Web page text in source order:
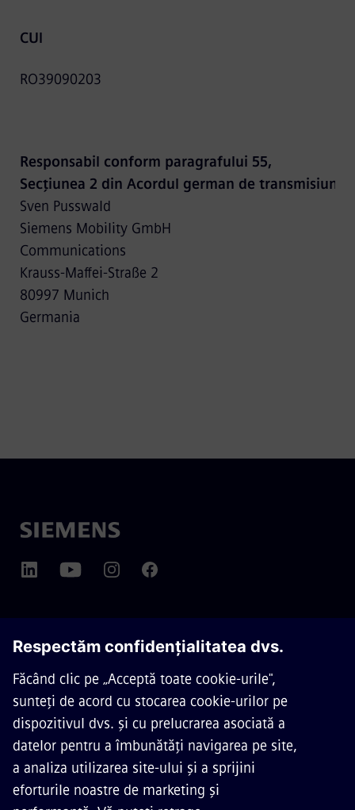
CUI
RO39090203
Responsabil conform paragrafului 55,
Secțiunea 2 din Acordul german de transmisiune
Sven Pusswald
Siemens Mobility GmbH
Communications
Krauss-Maffei-Straße 2
80997 Munich
Germania
DESPRE SIEMENS MOBILITY
CONTACTAȚI-NE
CARIERE